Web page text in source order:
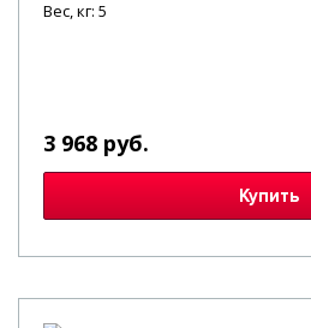
Вес, кг: 5
3 968 руб.
Купить